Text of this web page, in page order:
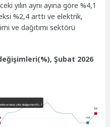
yılın aynı ayına göre %4,1
%2,4 arttı ve elektrik,
ve dağıtımı sektörü
Şubat 2026